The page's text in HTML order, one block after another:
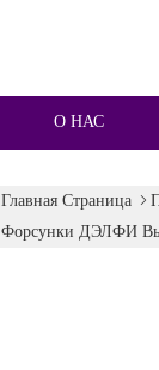
О НАС
Главная Страница
Форсунки ДЭЛФИ